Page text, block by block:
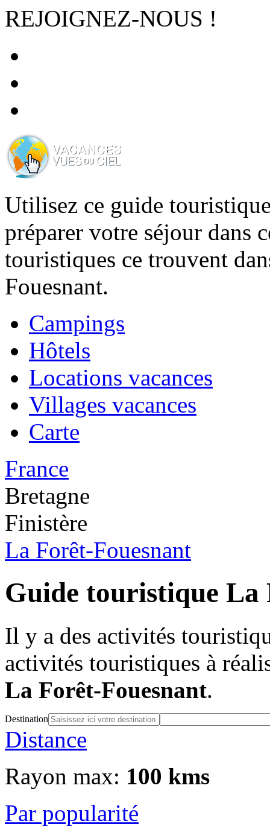
REJOIGNEZ-NOUS !
Utilisez ce guide
préparer votre séjour dans
touristiques ce trouvent
Fouesnant.
Campings
Hôtels
Locations vacances
Villages vacances
Carte
France
Bretagne
Finistère
La Forêt-Fouesnant
Guide touristique La
Il y a des activités
activités touristiques à
La Forêt-Fouesnant.
Destination
Distance
Rayon max: 100 kms
Par popularité